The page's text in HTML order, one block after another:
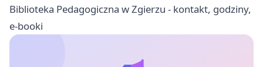
Biblioteka Pedagogiczna w Zgierzu - kontakt, godziny,
e-booki